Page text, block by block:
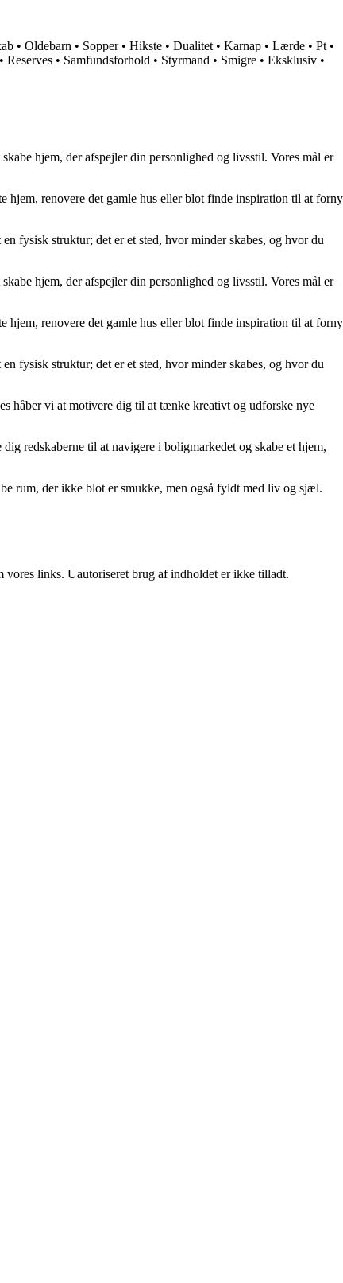
• Oldebarn • Sopper• Hikste • Dualitet • Karnap • Lærde • Pt •
• Reserves • Samfundsforhold • Styrmand • Smigre • Eksklusiv •
hjem, der afspejler din personlighed og livsstil. Vores mål er
hjem, renovere det gamle hus eller blot finde inspiration til at forny
fysisk struktur; det er et sted, hvor minder skabes, og hvor du
hjem, der afspejler din personlighed og livsstil. Vores mål er
hjem, renovere det gamle hus eller blot finde inspiration til at forny
fysisk struktur; det er et sted, hvor minder skabes, og hvor du
håber vi at motivere dig til at tænke kreativt og udforske nye
redskaberne til at navigere i boligmarkedet og skabe et hjem,
rum, der ikke blot er smukke, men også fyldt med liv og sjæl.
vores links. Uautoriseret brug af indholdet er ikke tilladt.